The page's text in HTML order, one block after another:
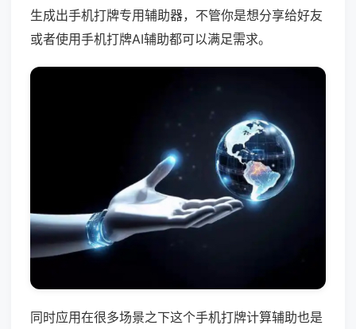
生成出手机打牌专用辅助器，不管你是想分享给好友
或者使用手机打牌AI辅助都可以满足需求。
同时应用在很多场景之下这个手机打牌计算辅助也是